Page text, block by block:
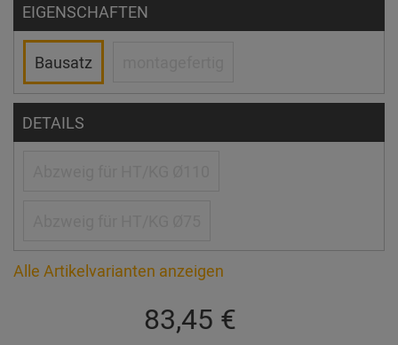
EIGENSCHAFTEN
Bausatz
DETAILS
Alle Artikelvarianten anzeigen
83,45 €